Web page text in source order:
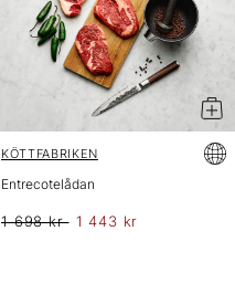
KÖTTFABRIKEN
Entrecotelådan
1 698 kr 1 443 kr